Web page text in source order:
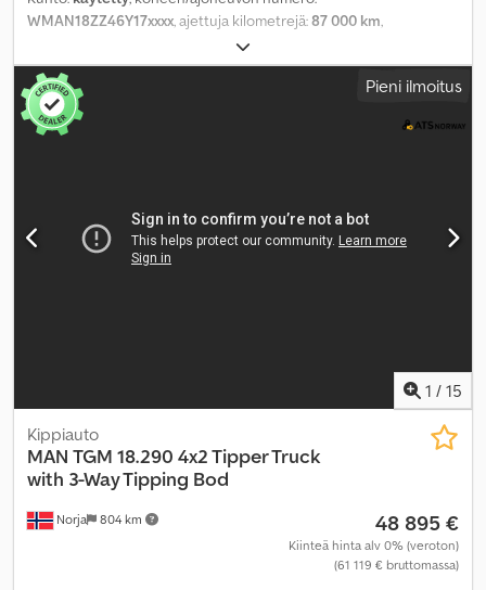
WMAN18ZZ46Y17xxxx, ajettuja kilometrejä:87 000 km,
Pieni ilmoitus
1 / 15
Norja 804 km
Kippiauto
MAN TGM 18.290 4x2 Tipper Truck
with 3-Way Tipping Bod
48 895 €
Kiinteä hinta alv 0% (veroton)
(61 119 € bruttomassa)